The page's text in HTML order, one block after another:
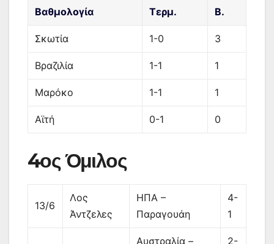
Βαθμολογία Τερμ. Β.
Σκωτία 1-0 3
Βραζιλία 1-1 1
Μαρόκο 1-1 1
Αϊτή 0-1 0
4ος Όμιλος
13/6
Λος
Άντζελες
ΗΠΑ –
Παραγουάη
4-
1
Αυστραλία –
2-